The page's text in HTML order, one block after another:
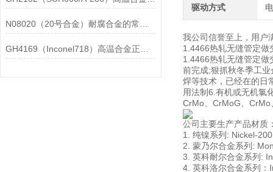
驱动方式
我公司信誉至上，用户
1.4466热轧无缝管定做
1.4466热轧无缝管定
前完成;狠抓秋冬季工
焊等技术，已经在的
用法制6.有机或无机氯
CrMo、CrMoG、CrMo
公司主要生产产品材质
1. 纯镍系列: Nickel-
2. 蒙乃尔合金系列:
3. 英科耐尔合金系列:
4. 英科洛尔合金系列